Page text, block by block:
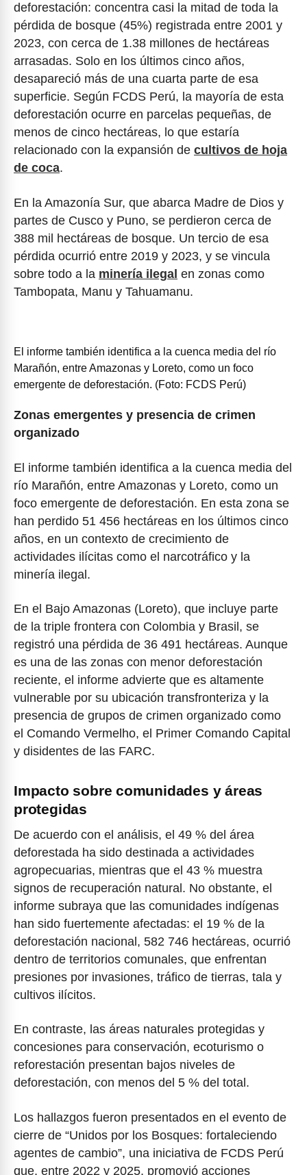
deforestación: concentra casi la mitad de toda la
pérdida de bosque (45%) registrada entre 2001 y
2023, con cerca de 1.38 millones de hectáreas
arrasadas. Solo en los últimos cinco años,
desapareció más de una cuarta parte de esa
superficie. Según FCDS Perú, la mayoría de esta
deforestación ocurre en parcelas pequeñas, de
menos de cinco hectáreas, lo que estaría
relacionado con la expansión de cultivos de hoja
de coca.
En la Amazonía Sur, que abarca Madre de Dios y
partes de Cusco y Puno, se perdieron cerca de
388 mil hectáreas de bosque. Un tercio de esa
pérdida ocurrió entre 2019 y 2023, y se vincula
sobre todo a la minería ilegal en zonas como
Tambopata, Manu y Tahuamanu.
El informe también identifica a la cuenca media del río
Marañón, entre Amazonas y Loreto, como un foco
emergente de deforestación. (Foto: FCDS Perú)
Zonas emergentes y presencia de crimen
organizado
El informe también identifica a la cuenca media del
río Marañón, entre Amazonas y Loreto, como un
foco emergente de deforestación. En esta zona se
han perdido 51 456 hectáreas en los últimos cinco
años, en un contexto de crecimiento de
actividades ilícitas como el narcotráfico y la
minería ilegal.
En el Bajo Amazonas (Loreto), que incluye parte
de la triple frontera con Colombia y Brasil, se
registró una pérdida de 36 491 hectáreas. Aunque
es una de las zonas con menor deforestación
reciente, el informe advierte que es altamente
vulnerable por su ubicación transfronteriza y la
presencia de grupos de crimen organizado como
el Comando Vermelho, el Primer Comando Capital
y disidentes de las FARC.
Impacto sobre comunidades y áreas
protegidas
De acuerdo con el análisis, el 49 % del área
deforestada ha sido destinada a actividades
agropecuarias, mientras que el 43 % muestra
signos de recuperación natural. No obstante, el
informe subraya que las comunidades indígenas
han sido fuertemente afectadas: el 19 % de la
deforestación nacional, 582 746 hectáreas, ocurrió
dentro de territorios comunales, que enfrentan
presiones por invasiones, tráfico de tierras, tala y
cultivos ilícitos.
En contraste, las áreas naturales protegidas y
concesiones para conservación, ecoturismo o
reforestación presentan bajos niveles de
deforestación, con menos del 5 % del total.
Los hallazgos fueron presentados en el evento de
cierre de “Unidos por los Bosques: fortaleciendo
agentes de cambio”, una iniciativa de FCDS Perú
que, entre 2022 y 2025, promovió acciones